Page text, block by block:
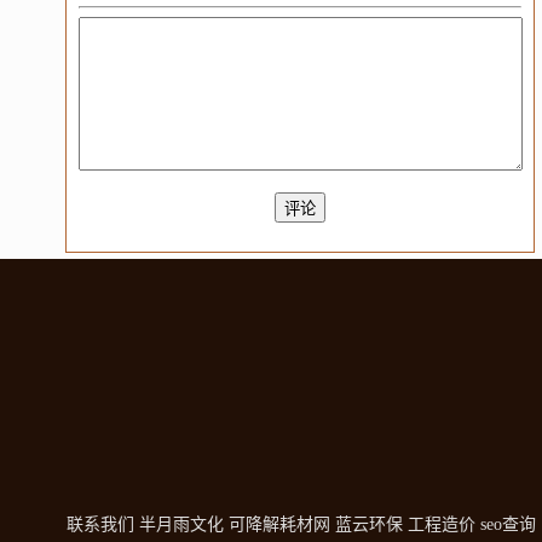
联系我们 半月雨文化 可降解耗材网 蓝云环保 工程造价 seo查询